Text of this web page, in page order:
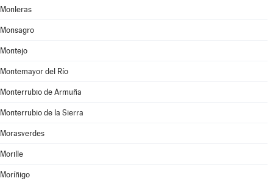
Monleras
Monsagro
Montejo
Montemayor del Río
Monterrubio de Armuña
Monterrubio de la Sierra
Morasverdes
Morille
Moríñigo